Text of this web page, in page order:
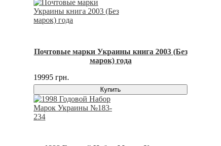
Почтовые марки Украины книга 2003 (Без
марок) года
19995 грн.
Купить